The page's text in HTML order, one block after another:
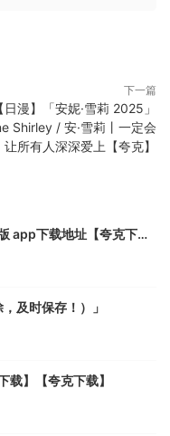
下一篇
【日漫】「安妮·雪莉 2025」
Shirley / 安·雪莉丨一定会
让所有人深深爱上【夸克】
app下载地址【夸克下
及时保存！）」
】【夸克下载】